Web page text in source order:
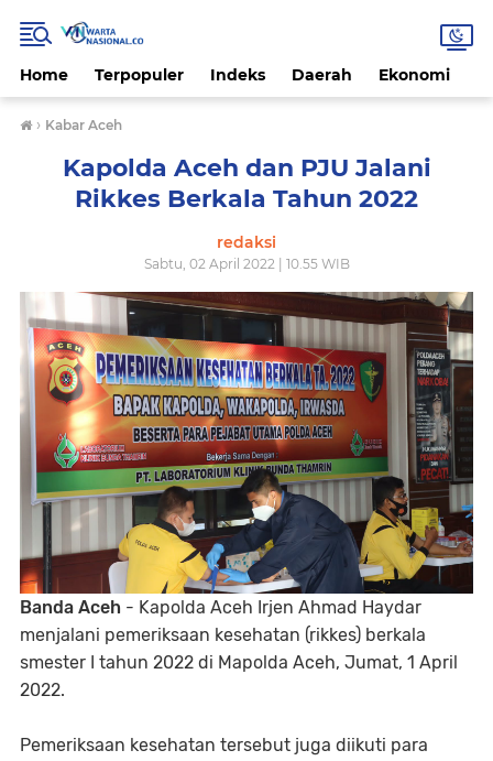
Home Terpopuler Indeks Daerah Ekonomi
› Kabar Aceh
Kapolda Aceh dan PJU Jalani
Rikkes Berkala Tahun 2022
redaksi
Sabtu, 02 April 2022 | 10.55 WIB
Banda Aceh - Kapolda Aceh Irjen Ahmad Haydar
menjalani pemeriksaan kesehatan (rikkes) berkala
smester I tahun 2022 di Mapolda Aceh, Jumat, 1 April
2022.
Pemeriksaan kesehatan tersebut juga diikuti para